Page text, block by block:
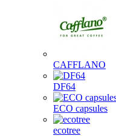
CAFFLANO
DF64
ECO capsules
ecotree